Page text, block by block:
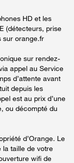
HD et les
(détecteurs, prise
sur orange.fr
sur rendez-
appel au Service
d’attente avant
depuis les
est au prix d’une
ou décompté du
d’Orange. Le
la taille de votre
wifi de